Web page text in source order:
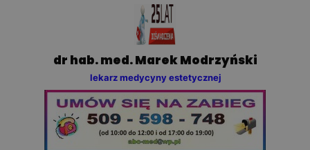
lekarz medycyny estetycznej
dr hab. med. Marek Modrzyński